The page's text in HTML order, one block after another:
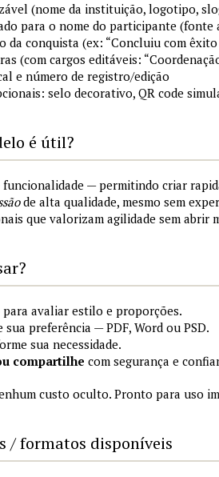
(nome da instituição, logotipo,
para o nome do participante (fonte
da conquista (ex: “Concluiu com
(com cargos editáveis:
e número de registro/edição
selo decorativo, QR code
é útil?
funcionalidade — permitindo criar
de alta qualidade, mesmo sem
que valorizam agilidade sem abrir
avaliar estilo e proporções.
preferência — PDF, Word ou PSD.
sua necessidade.
compartilhe com segurança e
custo oculto. Pronto para uso
/ formatos disponíveis